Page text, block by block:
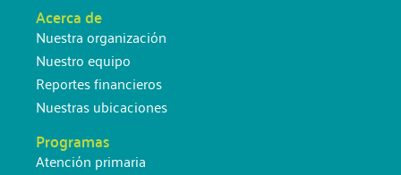
Acerca de
Nuestra organización
Nuestro equipo
Reportes financieros
Nuestras ubicaciones
Programas
Atención primaria